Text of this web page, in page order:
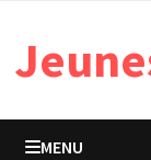
contenu
MENU